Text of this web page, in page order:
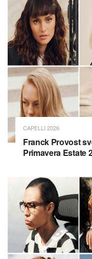
CAPELLI 2026
Franck Provost
Primavera Estate